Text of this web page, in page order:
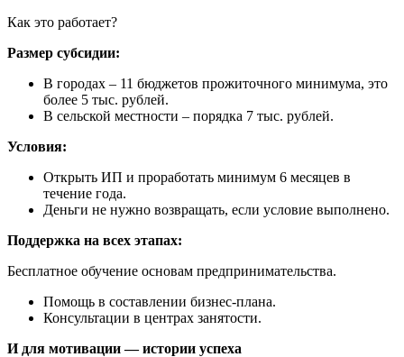
Как это работает?
Размер субсидии:
В городах – 11 бюджетов прожиточного минимума, это
более 5 тыс. рублей.
В сельской местности – порядка 7 тыс. рублей.
Условия:
Открыть ИП и проработать минимум 6 месяцев в
течение года.
Деньги не нужно возвращать, если условие выполнено.
Поддержка на всех этапах:
Бесплатное обучение основам предпринимательства.
Помощь в составлении бизнес-плана.
Консультации в центрах занятости.
И для мотивации — истории успеха